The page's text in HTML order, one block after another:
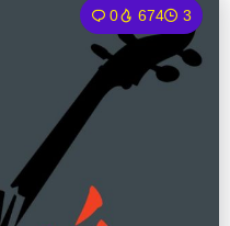
0 674 3